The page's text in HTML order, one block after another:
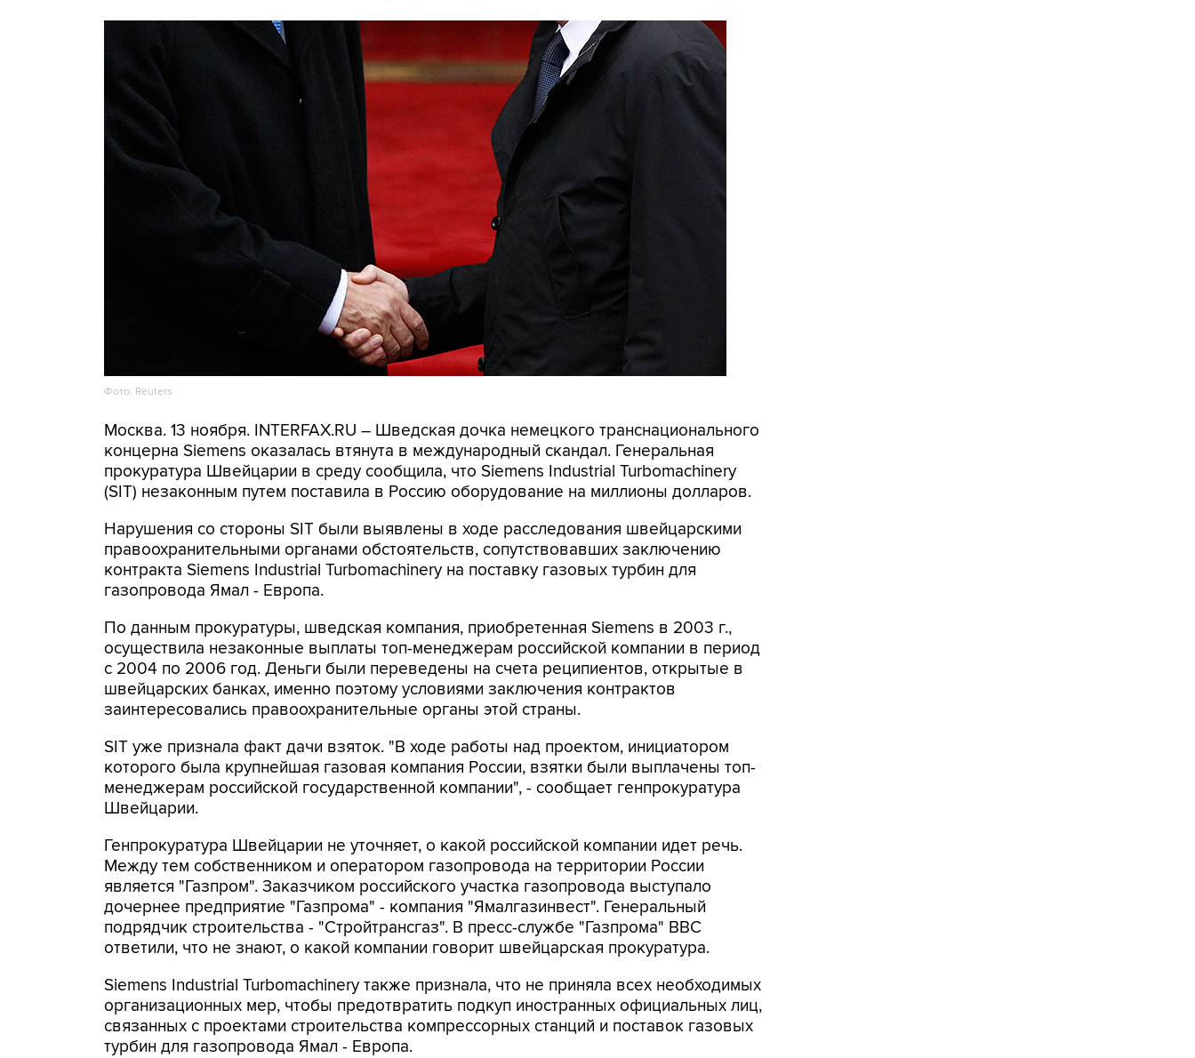
Фото: Reuters
Москва. 13 ноября. INTERFAX.RU – Шведская дочка немецкого транснационального
концерна Siemens оказалась втянута в международный скандал. Генеральная
прокуратура Швейцарии в среду сообщила, что Siemens Industrial Turbomachinery
(SIT) незаконным путем поставила в Россию оборудование на миллионы долларов.
Нарушения со стороны SIT были выявлены в ходе расследования швейцарскими
правоохранительными органами обстоятельств, сопутствовавших заключению
контракта Siemens Industrial Turbomachinery на поставку газовых турбин для
газопровода Ямал - Европа.
По данным прокуратуры, шведская компания, приобретенная Siemens в 2003 г.,
осуществила незаконные выплаты топ-менеджерам российской компании в период
с 2004 по 2006 год. Деньги были переведены на счета реципиентов, открытые в
швейцарских банках, именно поэтому условиями заключения контрактов
заинтересовались правоохранительные органы этой страны.
SIT уже признала факт дачи взяток. "В ходе работы над проектом, инициатором
которого была крупнейшая газовая компания России, взятки были выплачены топ-
менеджерам российской государственной компании", - сообщает генпрокуратура
Швейцарии.
Генпрокуратура Швейцарии не уточняет, о какой российской компании идет речь.
Между тем собственником и оператором газопровода на территории России
является "Газпром". Заказчиком российского участка газопровода выступало
дочернее предприятие "Газпрома" - компания "Ямалгазинвест". Генеральный
подрядчик строительства - "Стройтрансгаз". В пресс-службе "Газпрома" BBC
ответили, что не знают, о какой компании говорит швейцарская прокуратура.
Siemens Industrial Turbomachinery также признала, что не приняла всех необходимых
организационных мер, чтобы предотвратить подкуп иностранных официальных лиц,
связанных с проектами строительства компрессорных станций и поставок газовых
турбин для газопровода Ямал - Европа.